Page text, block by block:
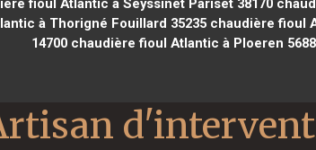
fioul Atlantic à Seyssinet Pariset 38170
à Thorigné Fouillard 35235chaudière fioul
14700chaudière fioul Atlantic à Ploeren